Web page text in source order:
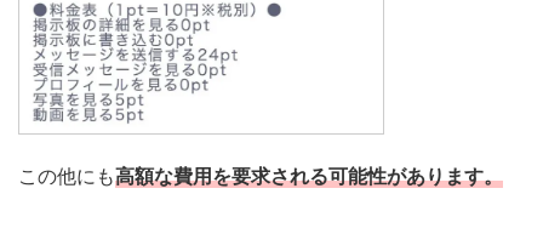
この他にも高額な費用を要求される可能性があります。